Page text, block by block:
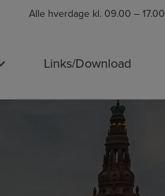
Alle hverdage kl. 09.00 – 17.00
Links/Download